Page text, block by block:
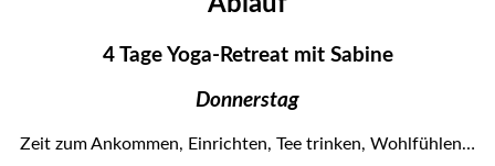
4 Tage Yoga-Retreat mit Sabine
Donnerstag
Zeit zum Ankommen, Einrichten, Tee trinken, Wohlfühlen…